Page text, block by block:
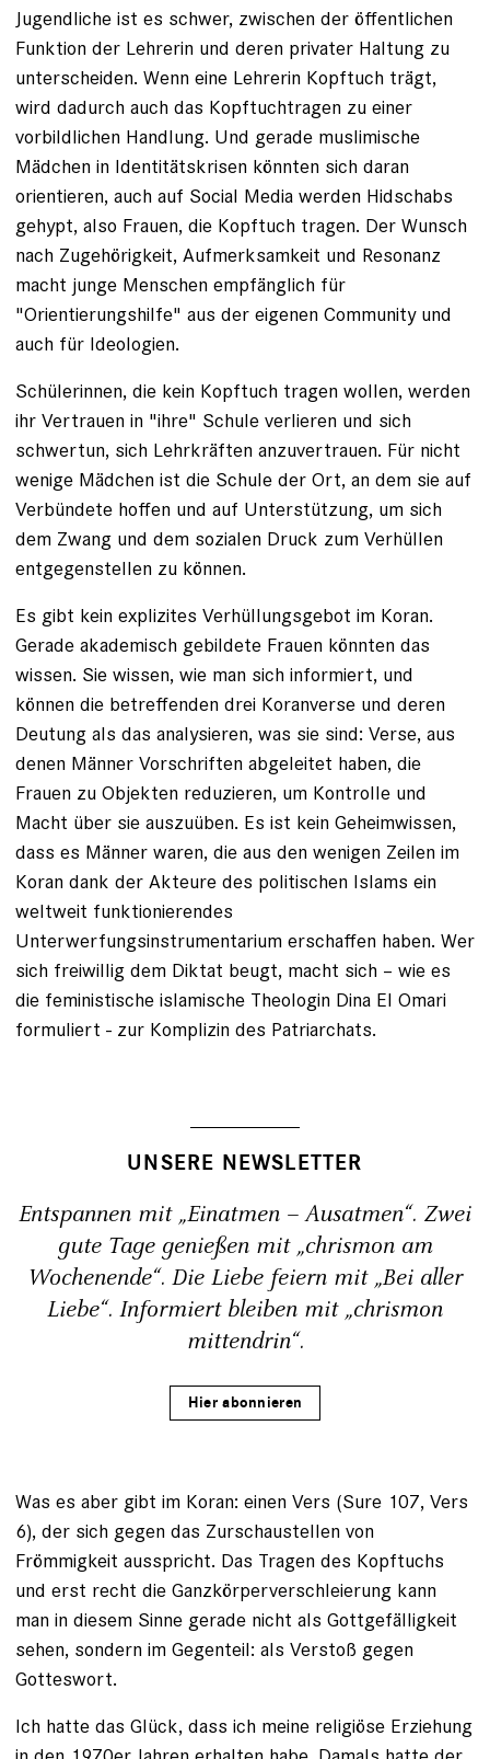
Jugendliche ist es schwer, zwischen der öffentlichen
Funktion der Lehrerin und deren privater Haltung zu
unterscheiden. Wenn eine Lehrerin Kopftuch trägt,
wird dadurch auch das Kopftuchtragen zu einer
vorbildlichen Handlung. Und gerade muslimische
Mädchen in Identitätskrisen könnten sich daran
orientieren, auch auf Social Media werden Hidschabs
gehypt, also Frauen, die Kopftuch tragen. Der Wunsch
nach Zugehörigkeit, Aufmerksamkeit und Resonanz
macht junge Menschen empfänglich für
"Orientierungshilfe" aus der eigenen Community und
auch für Ideologien.
Schülerinnen, die kein Kopftuch tragen wollen, werden
ihr Vertrauen in "ihre" Schule verlieren und sich
schwertun, sich Lehrkräften anzuvertrauen. Für nicht
wenige Mädchen ist die Schule der Ort, an dem sie auf
Verbündete hoffen und auf Unterstützung, um sich
dem Zwang und dem sozialen Druck zum Verhüllen
entgegenstellen zu können.
Es gibt kein explizites Verhüllungsgebot im Koran.
Gerade akademisch gebildete Frauen könnten das
wissen. Sie wissen, wie man sich informiert, und
können die betreffenden drei Koranverse und deren
Deutung als das analysieren, was sie sind: Verse, aus
denen Männer Vorschriften abgeleitet haben, die
Frauen zu Objekten reduzieren, um Kontrolle und
Macht über sie auszuüben. Es ist kein Geheimwissen,
dass es Männer waren, die aus den wenigen Zeilen im
Koran dank der Akteure des politischen Islams ein
weltweit funktionierendes
Unterwerfungsinstrumentarium erschaffen haben. Wer
sich freiwillig dem Diktat beugt, macht sich – wie es
die feministische islamische Theologin Dina El Omari
formuliert - zur Komplizin des Patriarchats.
UNSERE NEWSLETTER
Entspannen mit „Einatmen – Ausatmen“. Zwei
gute Tage genießen mit „chrismon am
Wochenende“. Die Liebe feiern mit „Bei aller
Liebe“. Informiert bleiben mit „chrismon
mittendrin“.
Hier abonnieren
Was es aber gibt im Koran: einen Vers (Sure 107, Vers
6), der sich gegen das Zurschaustellen von
Frömmigkeit ausspricht. Das Tragen des Kopftuchs
und erst recht die Ganzkörperverschleierung kann
man in diesem Sinne gerade nicht als Gottgefälligkeit
sehen, sondern im Gegenteil: als Verstoß gegen
Gotteswort.
Ich hatte das Glück, dass ich meine religiöse Erziehung